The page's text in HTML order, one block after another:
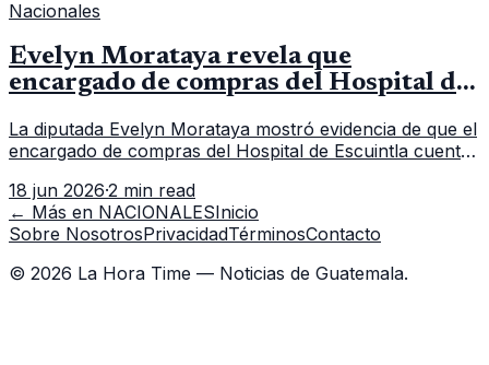
Nacionales
Evelyn Morataya revela que
encargado de compras del Hospital de
La diputada Evelyn Morataya mostró evidencia de que el
encargado de compras del Hospital de Escuintla cuenta
capacitación en la capital.
18 jun 2026·2 min read
← Más en NACIONALESInicio
Sobre NosotrosPrivacidadTérminosContacto
© 2026 La Hora Time — Noticias de Guatemala.